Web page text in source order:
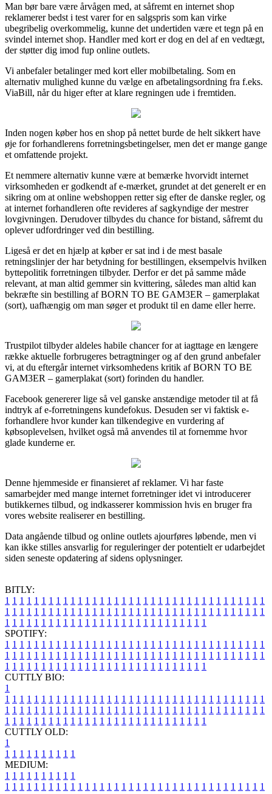
Man bør bare være årvågen med, at såfremt en internet shop
reklamerer bedst i test varer for en salgspris som kan virke
ubegribelig overkommelig, kunne det undertiden være et tegn på en
svindel internet shop. Handler med kort er dog en del af en vedtægt,
der støtter dig imod fup online outlets.
Vi anbefaler betalinger med kort eller mobilbetaling. Som en
alternativ mulighed kunne du vælge en afbetalingsordning fra f.eks.
ViaBill, når du higer efter at klare regningen ude i fremtiden.
Inden nogen køber hos en shop på nettet burde de helt sikkert have
øje for forhandlerens forretningsbetingelser, men det er mange gange
et omfattende projekt.
Et nemmere alternativ kunne være at bemærke hvorvidt internet
virksomheden er godkendt af e-mærket, grundet at det generelt er en
sikring om at online webshoppen retter sig efter de danske regler, og
at internet forhandleren ofte revideres af sagkyndige der mestrer
lovgivningen. Derudover tilbydes du chance for bistand, såfremt du
oplever udfordringer ved din bestilling.
Ligeså er det en hjælp at køber er sat ind i de mest basale
retningslinjer der har betydning for bestillingen, eksempelvis hvilken
byttepolitik forretningen tilbyder. Derfor er det på samme måde
relevant, at man altid gemmer sin kvittering, således man altid kan
bekræfte sin bestilling af BORN TO BE GAM3ER – gamerplakat
(sort), uafhængig om man søger et produkt til en dame eller herre.
Trustpilot tilbyder aldeles habile chancer for at iagttage en længere
række aktuelle forbrugeres betragtninger og af den grund anbefaler
vi, at du eftergår internet virksomhedens kritik af BORN TO BE
GAM3ER – gamerplakat (sort) forinden du handler.
Facebook genererer lige så vel ganske anstændige metoder til at få
indtryk af e-forretningens kundefokus. Desuden ser vi faktisk e-
forhandlere hvor kunder kan tilkendegive en vurdering af
købsoplevelsen, hvilket også må anvendes til at fornemme hvor
glade kunderne er.
Denne hjemmeside er finansieret af reklamer. Vi har faste
samarbejder med mange internet forretninger idet vi introducerer
butikkernes tilbud, og indkasserer kommission hvis en bruger fra
vores website realiserer en bestilling.
Data angående tilbud og online outlets ajourføres løbende, men vi
kan ikke stilles ansvarlig for reguleringer der potentielt er udarbejdet
siden seneste opdatering af sidens oplysninger.
BITLY:
1 1 1 1 1 1 1 1 1 1 1 1 1 1 1 1 1 1 1 1 1 1 1 1 1 1 1 1 1 1 1 1 1 1 1 1
1 1 1 1 1 1 1 1 1 1 1 1 1 1 1 1 1 1 1 1 1 1 1 1 1 1 1 1 1 1 1 1 1 1 1 1
1 1 1 1 1 1 1 1 1 1 1 1 1 1 1 1 1 1 1 1 1 1 1 1 1 1 1 1
SPOTIFY:
1 1 1 1 1 1 1 1 1 1 1 1 1 1 1 1 1 1 1 1 1 1 1 1 1 1 1 1 1 1 1 1 1 1 1 1
1 1 1 1 1 1 1 1 1 1 1 1 1 1 1 1 1 1 1 1 1 1 1 1 1 1 1 1 1 1 1 1 1 1 1 1
1 1 1 1 1 1 1 1 1 1 1 1 1 1 1 1 1 1 1 1 1 1 1 1 1 1 1 1
CUTTLY BIO:
1
1 1 1 1 1 1 1 1 1 1 1 1 1 1 1 1 1 1 1 1 1 1 1 1 1 1 1 1 1 1 1 1 1 1 1 1
1 1 1 1 1 1 1 1 1 1 1 1 1 1 1 1 1 1 1 1 1 1 1 1 1 1 1 1 1 1 1 1 1 1 1 1
1 1 1 1 1 1 1 1 1 1 1 1 1 1 1 1 1 1 1 1 1 1 1 1 1 1 1 1
CUTTLY OLD:
1
1 1 1 1 1 1 1 1 1 1
MEDIUM:
1 1 1 1 1 1 1 1 1 1
1 1 1 1 1 1 1 1 1 1 1 1 1 1 1 1 1 1 1 1 1 1 1 1 1 1 1 1 1 1 1 1 1 1 1 1